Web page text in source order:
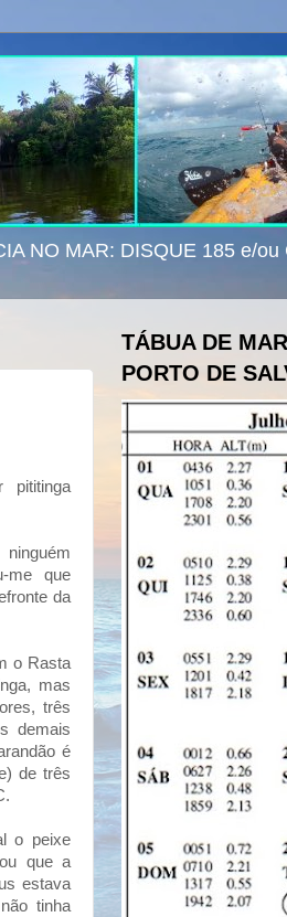
NO MAR: DISQUE 185 e/ou
pititinga
me que
da
o Rasta
mas
três
demais
é
de três
o peixe
que a
estava
tinha
TÁBUA DE
PORTO DE